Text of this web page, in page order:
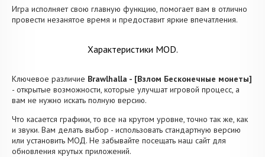
Игра исполняет свою главную функцию, помогает вам в отлично
провести незанятое время и предоставит яркие впечатления.
Характеристики MOD.
Ключевое различие Brawlhalla - [Взлом Бесконечные монеты]
- открытые возможности, которые улучшат игровой процесс, а
вам не нужно искать полную версию.
Что касается графики, то все на крутом уровне, точно так же, как
и звуки. Вам делать выбор - использовать стандартную версию
или установить МОД. Не забывайте посещать наш сайт для
обновления крутых приложений.